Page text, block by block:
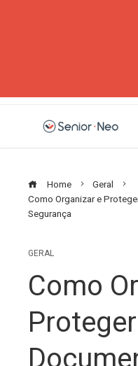
Home
Geral
Como Organizar e
Segurança
GERAL
Como
Proteger